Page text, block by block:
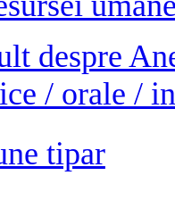
despre
/ orale /
tipar